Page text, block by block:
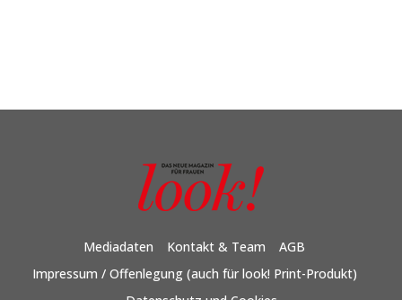
Mediadaten Kontakt & Team
AGB
Impressum / Offenlegung (auch für look! Print-Produkt)